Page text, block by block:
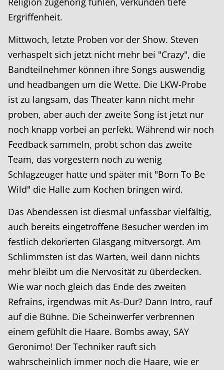
Ergriffenheit.
Mittwoch, letzte Proben vor der Show. Steven
verhaspelt sich jetzt nicht mehr bei "Crazy", die
Bandteilnehmer können ihre Songs auswendig
und headbangen um die Wette. Die LKW-Probe
ist zu langsam, das Theater kann nicht mehr
proben, aber auch der zweite Song ist jetzt nur
noch knapp vorbei an perfekt. Während wir noch
Feedback sammeln, probt schon das zweite
Team, das vorgestern noch zu wenig
Schlagzeuger hatte und später mit "Born To Be
Wild" die Halle zum Kochen bringen wird.
Das Abendessen ist diesmal unfassbar vielfältig,
auch bereits eingetroffene Besucher werden im
festlich dekorierten Glasgang mitversorgt. Am
Schlimmsten ist das Warten, weil dann nichts
mehr bleibt um die Nervosität zu überdecken.
Wie war noch gleich das Ende des zweiten
Refrains, irgendwas mit As-Dur? Dann Intro, rauf
auf die Bühne. Die Scheinwerfer verbrennen
einem gefühlt die Haare. Bombs away, SAY
Geronimo! Der Techniker rauft sich
wahrscheinlich immer noch die Haare, wie er